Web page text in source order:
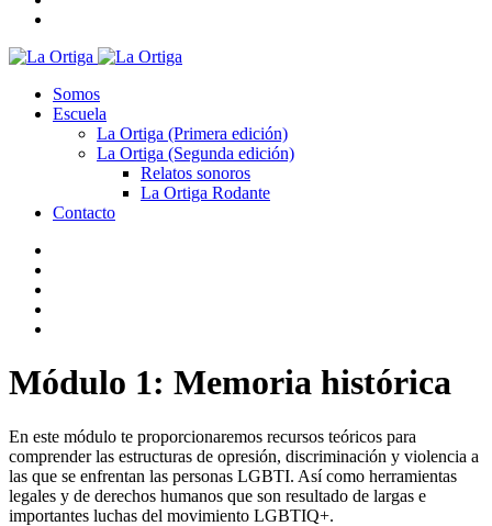
Somos
Escuela
La Ortiga (Primera edición)
La Ortiga (Segunda edición)
Relatos sonoros
La Ortiga Rodante
Contacto
Módulo 1: Memoria histórica
En este módulo te proporcionaremos recursos teóricos para
comprender las estructuras de opresión, discriminación y violencia a
las que se enfrentan las personas LGBTI. Así como herramientas
legales y de derechos humanos que son resultado de largas e
importantes luchas del movimiento LGBTIQ+.